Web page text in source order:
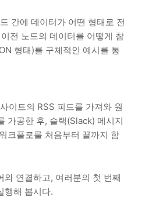
간에 데이터가 어떤 형태로 전
전 노드의 데이터를 어떻게 참
형태)를 구체적인 예시를 통
이트의 RSS 피드를 가져와 원
가공한 후, 슬랙(Slack) 메시지
크플로를 처음부터 끝까지 함
와 연결하고, 여러분의 첫 번째
행해 봅시다.